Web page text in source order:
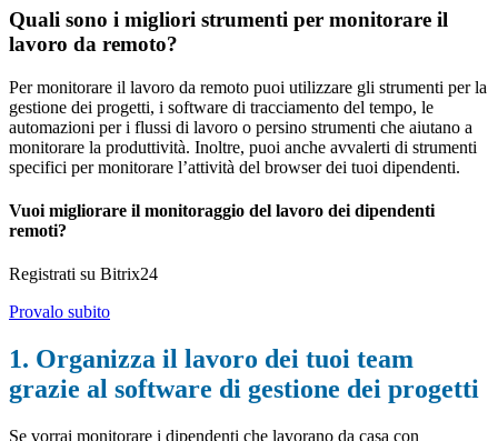
Quali sono i migliori strumenti per monitorare il
lavoro da remoto?
Per monitorare il lavoro da remoto puoi utilizzare gli strumenti per la
gestione dei progetti, i software di tracciamento del tempo, le
automazioni per i flussi di lavoro o persino strumenti che aiutano a
monitorare la produttività. Inoltre, puoi anche avvalerti di strumenti
specifici per monitorare l’attività del browser dei tuoi dipendenti.
Vuoi migliorare il monitoraggio del lavoro dei dipendenti
remoti?
Registrati su Bitrix24
Provalo subito
1. Organizza il lavoro dei tuoi team
grazie al software di gestione dei progetti
Se vorrai monitorare i dipendenti che lavorano da casa con